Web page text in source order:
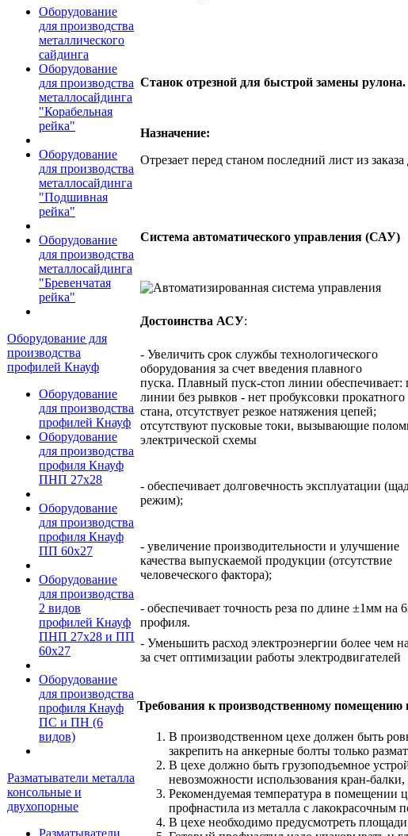
Оборудование
для производства
металлического
сайдинга
Оборудование
для производства
металлосайдинга
"Корабельная
рейка"
Оборудование
для производства
металлосайдинга
"Подшивная
рейка"
Оборудование
для производства
металлосайдинга
"Бревенчатая
рейка"
Оборудование для
производства
профилей Кнауф
Оборудование
для производства
профилей Кнауф
Оборудование
для производства
профиля Кнауф
ПНП 27х28
Оборудование
для производства
профиля Кнауф
ПП 60х27
Оборудование
для производства
2 видов
профилей Кнауф
ПНП 27х28 и ПП
60х27
Оборудование
для производства
профиля Кнауф
ПС и ПН (6
видов)
Разматыватели металла
консольные и
двухопорные
Разматыватели
Станок отрезной для быстрой замены рулона.
Назначение:
Отрезает перед станом последний лист из
Система автоматического управления (САУ)
Достоинства АСУ:
- Увеличить срок службы технологического
оборудования за счет введения плавного
пуска. Плавный пуск-стоп линии обеспечивает:
линии без рывков - нет пробуксовки прокатного
стана, отсутствует резкое натяжения цепей;
отсутствуют пусковые токи, вызывающие
электрической схемы
- обеспечивает долговечность эксплуатации
режим);
- увеличение производительности и улучшение
качества выпускаемой продукции (отсутствие
человеческого фактора);
- обеспечивает точность реза по длине ±1мм на
профиля.
- Уменьшить расход электроэнергии более чем
за счет оптимизации работы электродвигателей
Требования к производственному
В производственном цехе должен быть
закрепить на анкерные болты только
В цехе должно быть грузоподъемное
невозможности использования кран-
Рекомендуемая температура в помещении
профнастила из металла с лакокрасочным
В цехе необходимо предусмотреть